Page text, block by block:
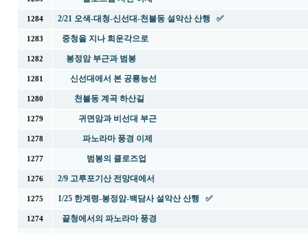
1284 2/21 오색-대청-신선대-천불동 설악산 산행 ✅
1283 중청을 지나 희운각으로
1282 봉정암 부근과 범봉
1281 신선대에서 본 공룡능선
1280 천불동 계곡 하산길
1279 귀면암과 비선대 부근
1278 파노라마 풍경 이제
1277 범봉의 클로즈업
1276 2/9 고루포기산 전망대에서
1275 1/25 한계령-봉정암-백담사 설악산 산행 ✅
1274 끝청에서의 파노라마 풍경